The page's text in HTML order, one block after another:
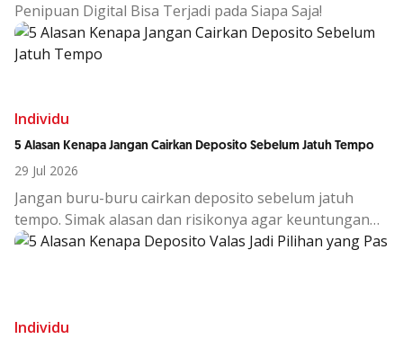
Penipuan Digital Bisa Terjadi pada Siapa Saja!
Individu
5 Alasan Kenapa Jangan Cairkan Deposito Sebelum Jatuh Tempo
29 Jul 2026
Jangan buru-buru cairkan deposito sebelum jatuh
tempo. Simak alasan dan risikonya agar keuntungan
investasi tetap maksimal.
Individu